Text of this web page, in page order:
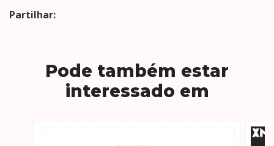
Partilhar:
Pode também estar
interessado em